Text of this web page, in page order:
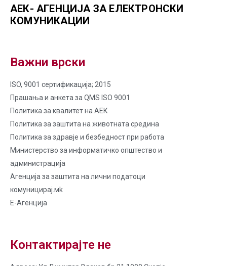
АЕК- АГЕНЦИЈА ЗА ЕЛЕКТРОНСКИ
КОМУНИКАЦИИ
Важни врски
ISO, 9001 сертификација; 2015
Прашања и анкета за QMS ISO 9001
Политика за квалитет на AЕК
Политика за заштита на животната средина
Политика за здравје и безбедност при работа
Министерство за информатичко општество и
администрација
Агенција за заштита на лични податоци
комуницирај.мk
Е-Агенција
Контактирајте не